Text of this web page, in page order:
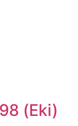
(Eki)